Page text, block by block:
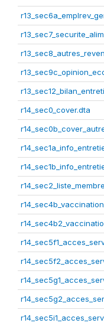
r14_sec0_cover.dta